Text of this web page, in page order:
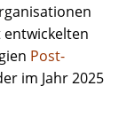
entwickelten
Post-
im Jahr 2025